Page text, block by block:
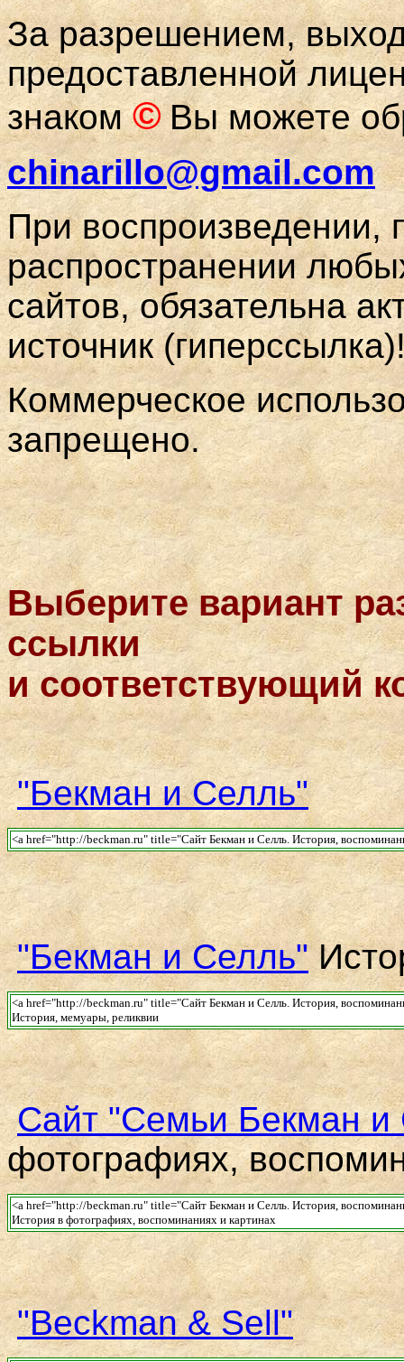
За разрешением,
предоставленной
знаком© Вы можете
chinarillo@gmail.com
При воспроизведении,
распространении
сайтов, обязательна
источник
Коммерческое
запрещено.
Выберите вариант
ссылки
и соответствующий
"Бекман и Селль"
<a href="http://beckman.ru" title="Сайт Бекман и Селль. История,
"Бекман и Селль"
<a href="http://beckman.ru" title="Сайт Бекман и Селль. История,
История, мемуары, реликвии
Сайт "Семьи Бекман и
фотографиях,
<a href="http://beckman.ru" title="Сайт Бекман и Селль. История,
История в фотографиях, воспоминаниях и картинах
"Beckman & Sell"